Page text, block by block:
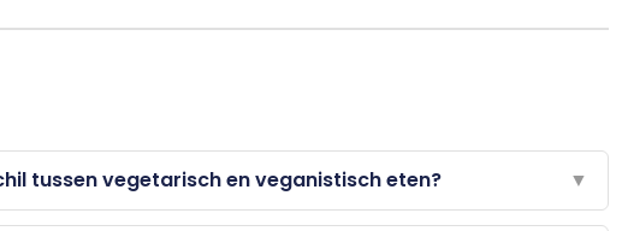
tussen vegetarisch en veganistisch eten? ▼